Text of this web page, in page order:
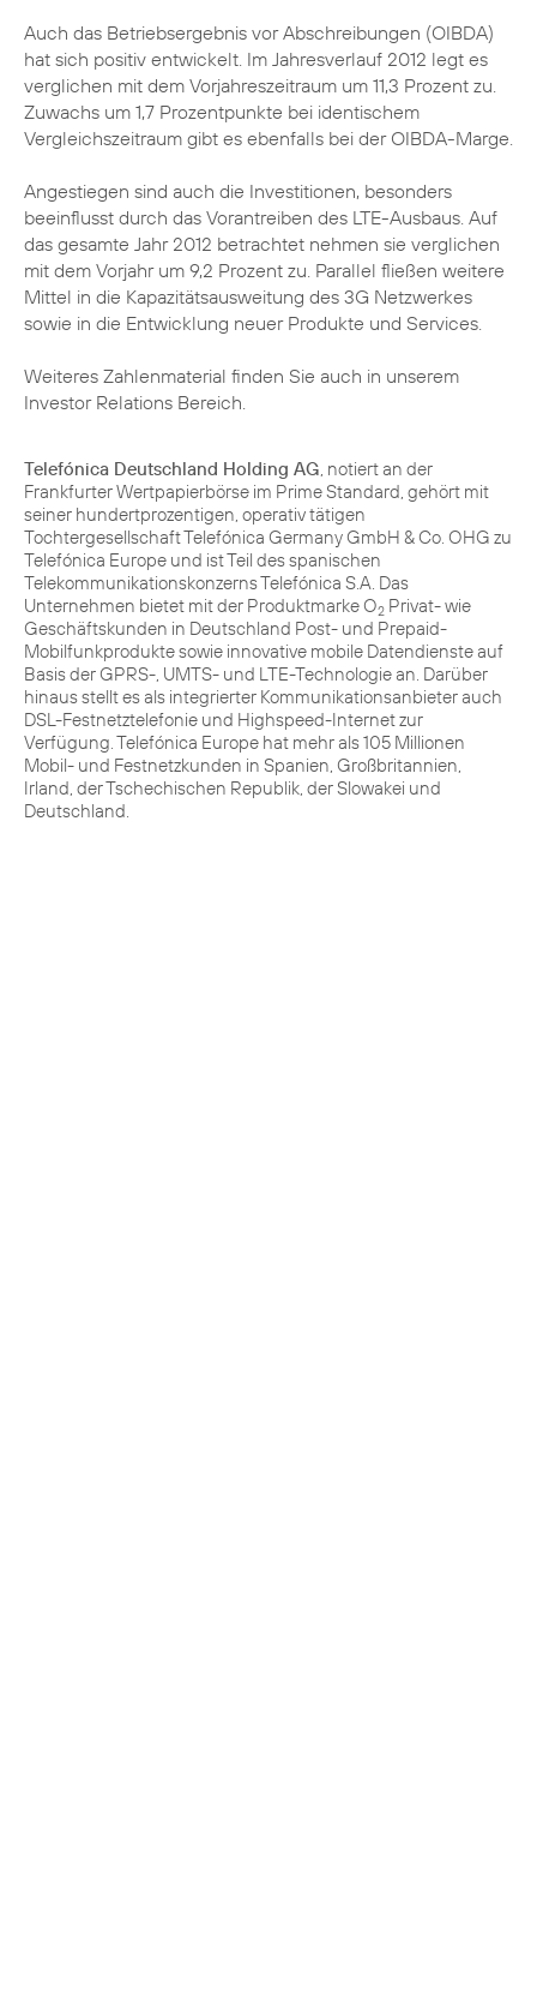
Auch das Betriebsergebnis vor Abschreibungen (OIBDA)
hat sich positiv entwickelt. Im Jahresverlauf 2012 legt es
verglichen mit dem Vorjahreszeitraum um 11,3 Prozent zu.
Zuwachs um 1,7 Prozentpunkte bei identischem
Vergleichszeitraum gibt es ebenfalls bei der OIBDA-Marge.
Angestiegen sind auch die Investitionen, besonders
beeinflusst durch das Vorantreiben des LTE-Ausbaus . Auf
das gesamte Jahr 2012 betrachtet nehmen sie verglichen
mit dem Vorjahr um 9,2 Prozent zu. Parallel fließen weitere
Mittel in die Kapazitätsausweitung des 3G Netzwerkes
sowie in die Entwicklung neuer Produkte und Services.
Weiteres Zahlenmaterial finden Sie auch in unserem
Investor Relations Bereich
Telefónica Deutschland Holding AG, notiert an der
Frankfurter Wertpapierbörse im Prime Standard, gehört mit
seiner hundertprozentigen, operativ tätigen
Tochtergesellschaft Telefónica Germany GmbH & Co. OHG zu
Telefónica Europe und ist Teil des spanischen
Telekommunikationskonzerns Telefónica S.A. Das
Unternehmen bietet mit der Produktmarke O2 Privat- wie
Geschäftskunden in Deutschland Post- und Prepaid-
Mobilfunkprodukte sowie innovative mobile Datendienste auf
Basis der GPRS-, UMTS- und LTE-Technologie an. Darüber
hinaus stellt es als integrierter Kommunikationsanbieter auch
DSL-Festnetztelefonie und Highspeed-Internet zur
Verfügung. Telefónica Europe hat mehr als 105 Millionen
Mobil- und Festnetzkunden in Spanien, Großbritannien,
Irland, der Tschechischen Republik, der Slowakei und
Deutschland.